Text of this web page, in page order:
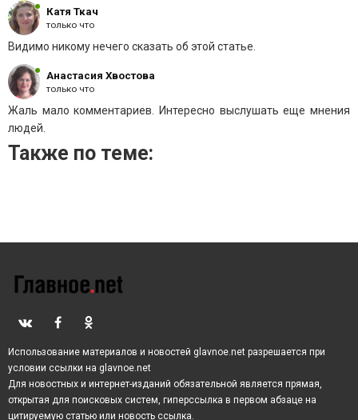
Анастасия Хвостова
только что
Жаль мало комментариев. Интересно выслушать еще мнения
людей.
Катя Ткач
только что
Видимо никому нечего сказать об этой статье.
Также по теме:
Использование материалов и новостей glavnoe.net разрешается при
условии ссылки на glavnoe.net
Для новостных и интернет-изданий обязательной является прямая,
открытая для поисковых систем, гиперссылка в первом абзаце на
цитируемую статью или новость ссылка.